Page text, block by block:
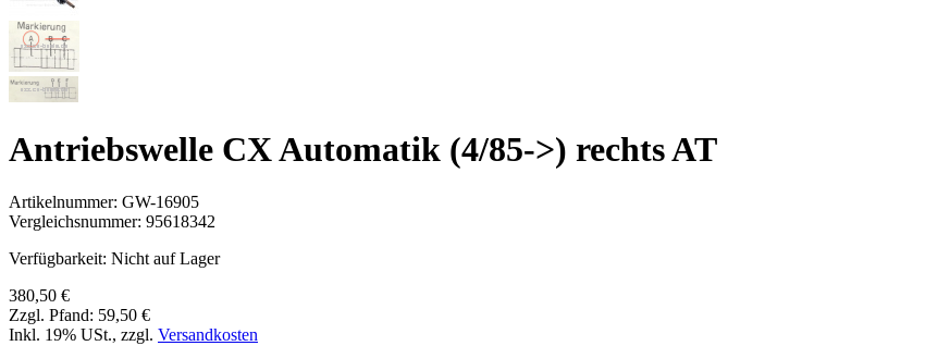
Antriebswelle CX Automatik (4/85->) rechts AT
Artikelnummer: GW-16905
Vergleichsnummer: 95618342
Verfügbarkeit: Nicht auf Lager
380,50 €
Zzgl. Pfand: 59,50 €
Inkl. 19% USt., zzgl. Versandkosten